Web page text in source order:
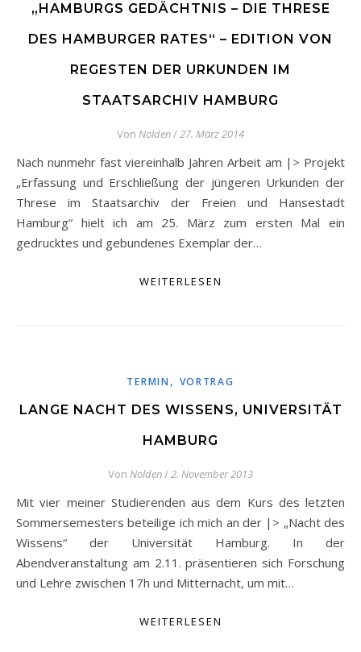
„HAMBURGS GEDÄCHTNIS – DIE THRESE
DES HAMBURGER RATES“ – EDITION VON
REGESTEN DER URKUNDEN IM
STAATSARCHIV HAMBURG
Von Nolden/27. März 2014
Nach nunmehr fast viereinhalb Jahren Arbeit am |> Projekt
„Erfassung und Erschließung der jüngeren Urkunden der
Threse im Staatsarchiv der Freien und Hansestadt
Hamburg“ hielt ich am 25. März zum ersten Mal ein
gedrucktes und gebundenes Exemplar der…
WEITERLESEN
TERMIN , VORTRAG
LANGE NACHT DES WISSENS, UNIVERSITÄT
HAMBURG
Von Nolden/2. November 2013
Mit vier meiner Studierenden aus dem Kurs des letzten
Sommersemesters beteilige ich mich an der |> „Nacht des
Wissens“ der Universität Hamburg. In der
Abendveranstaltung am 2.11. präsentieren sich Forschung
und Lehre zwischen 17h und Mitternacht, um mit…
WEITERLESEN